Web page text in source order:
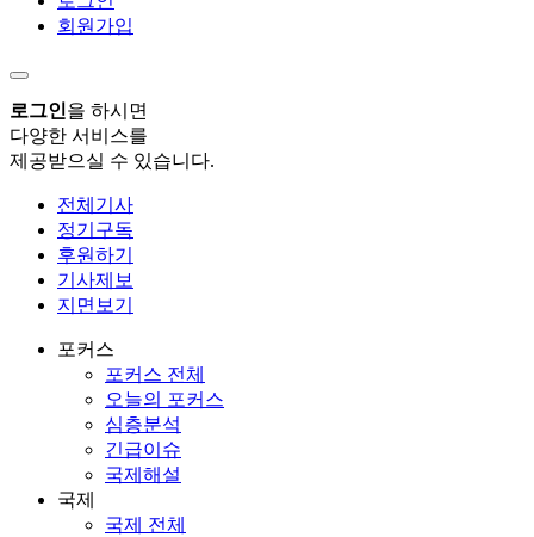
회원가입
로그인을 하시면
다양한 서비스를
제공받으실 수 있습니다.
전체기사
정기구독
후원하기
기사제보
지면보기
포커스
포커스 전체
오늘의 포커스
심층분석
긴급이슈
국제해설
국제
국제 전체